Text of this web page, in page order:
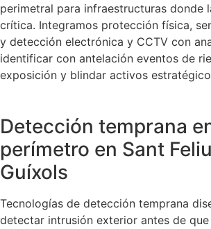
perimetral para infraestructuras donde
crítica. Integramos protección física,
y detección electrónica y CCTV con
identificar con antelación eventos de
exposición y blindar activos
Detección temprana
perímetro en Sant
Guíxols
Tecnologías de detección temprana
detectar intrusión exterior antes de